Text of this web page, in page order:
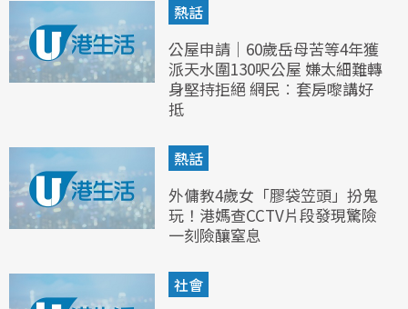
熱話
公屋申請｜60歲岳母苦等4年獲
派天水圍130呎公屋 嫌太細難轉
身堅持拒絕 網民︰套房嚟講好
抵
熱話
外傭教4歲女「膠袋笠頭」扮鬼
玩！港媽查CCTV片段發現驚險
一刻險釀窒息
社會